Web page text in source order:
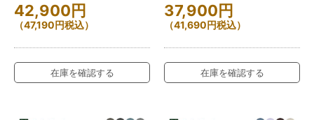
42,900円
（47,190円税込）
在庫を確認する
37,900円
（41,690円税込）
在庫を確認する